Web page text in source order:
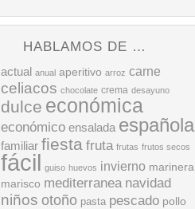
HABLAMOS DE …
actual anual aperitivo arroz carne
celiacos chocolate crema desayuno
dulce económica
económico ensalada española
familiar fiesta fruta frutas frutos secos
fácil guiso huevos invierno marinera
marisco mediterranea navidad
niños otoño pasta pescado pollo